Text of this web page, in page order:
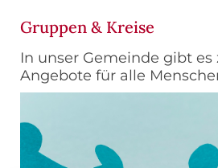
Gruppen & Kreise
In unser Gemeinde gibt es
Angebote für alle